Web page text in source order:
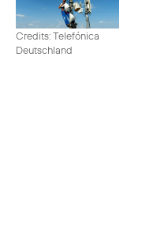
Credits: Telefónica
Deutschland